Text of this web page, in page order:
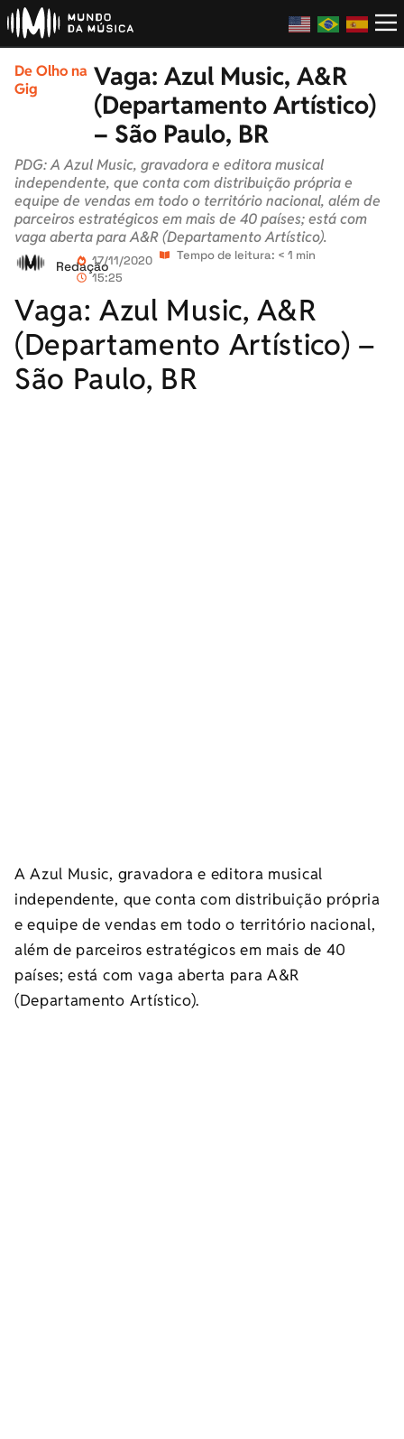
De Olho na
Gig
Vaga: Azul Music, A&R
(Departamento Artístico)
– São Paulo, BR
PDG: A Azul Music, gravadora e editora musical
independente, que conta com distribuição própria e
equipe de vendas em todo o território nacional, além de
parceiros estratégicos em mais de 40 países; está com
vaga aberta para A&R (Departamento Artístico).
Redação17/11/2020
15:25
Tempo de leitura: < 1 min
Vaga: Azul Music, A&R
(Departamento Artístico) –
São Paulo, BR
A Azul Music, gravadora e editora musical
independente, que conta com distribuição própria
e equipe de vendas em todo o território nacional,
além de parceiros estratégicos em mais de 40
países; está com vaga aberta para A&R
(Departamento Artístico).